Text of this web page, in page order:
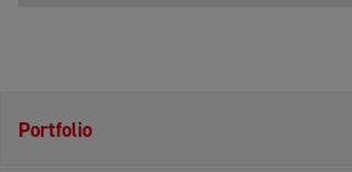
Portfolio